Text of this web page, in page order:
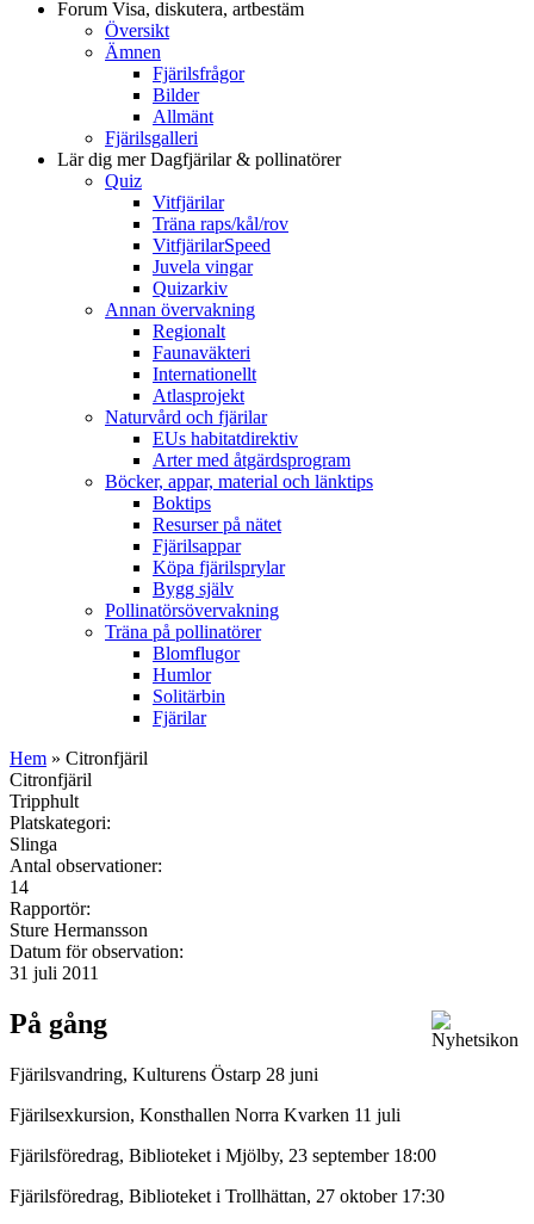
Forum Visa, diskutera, artbestäm
Översikt
Ämnen
Fjärilsfrågor
Bilder
Allmänt
Fjärilsgalleri
Lär dig merDagfjärilar & pollinatörer
Quiz
Vitfjärilar
Träna raps/kål/rov
VitfjärilarSpeed
Juvela vingar
Quizarkiv
Annan övervakning
Regionalt
Faunaväkteri
Internationellt
Atlasprojekt
Naturvård och fjärilar
EUs habitatdirektiv
Arter med åtgärdsprogram
Böcker, appar, material och länktips
Boktips
Resurser på nätet
Fjärilsappar
Köpa fjärilsprylar
Bygg själv
Pollinatörsövervakning
Träna på pollinatörer
Blomflugor
Humlor
Solitärbin
Fjärilar
Hem » Citronfjäril
Citronfjäril
Tripphult
Platskategori:
Slinga
Antal observationer:
14
Rapportör:
Sture Hermansson
Datum för observation:
31 juli 2011
På gång
Fjärilsvandring, Kulturens Östarp 28 juni
Fjärilsexkursion, Konsthallen Norra Kvarken 11 juli
Fjärilsföredrag, Biblioteket i Mjölby, 23 september 18:00
Fjärilsföredrag, Biblioteket i Trollhättan, 27 oktober 17:30